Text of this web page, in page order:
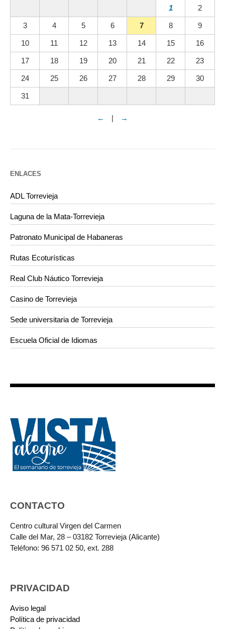
1 2
3 4 5 6 7 8 9
10 11 12 13 14 15 16
17 18 19 20 21 22 23
24 25 26 27 28 29 30
31
← | →
ENLACES
ADL Torrevieja
Laguna de la Mata-Torrevieja
Patronato Municipal de Habaneras
Rutas Ecoturísticas
Real Club Náutico Torrevieja
Casino de Torrevieja
Sede universitaria de Torrevieja
Escuela Oficial de Idiomas
CONTACTO
Centro cultural Virgen del Carmen
Calle del Mar, 28 – 03182 Torrevieja (Alicante)
Teléfono: 96 571 02 50, ext. 288
PRIVACIDAD
Aviso legal
Política de privacidad